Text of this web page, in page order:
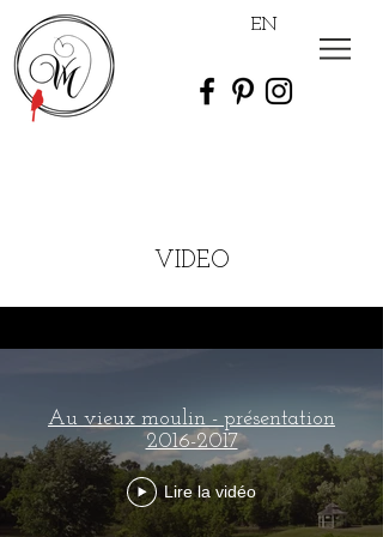
EN
VIDEO
Au vieux moulin - présentation
2016-2017
Lire la vidéo